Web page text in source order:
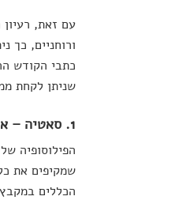
עם זאת,
ורוחניים, כך
שניתן לקחת
1. סאטיה – אמירת אמת
שמקיפים את
הכללים